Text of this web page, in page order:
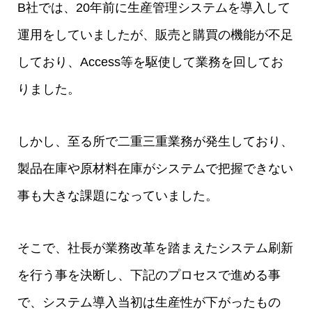
B社では、20年前に生産管理システムを導入して
運用をしていましたが、販売と購買の機能が不足
しており、Access等を駆使して業務を回してお
りました。
しかし、至る所で二重三重業務が発生しており、
製品在庫や原材料在庫がシステムで把握できない
事も大きな課題になっていました。
そこで、社長が業務改革を踏まえたシステム刷新
を行う事を決断し、下記のプロセスで進める事
で、システム導入当初は生産性が下がったもの